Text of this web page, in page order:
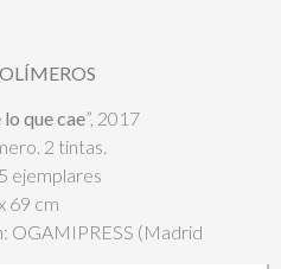
lo que cae”, 2017
2 tintas.
ejemplares
69 cm
OGAMIPRESS (Madrid